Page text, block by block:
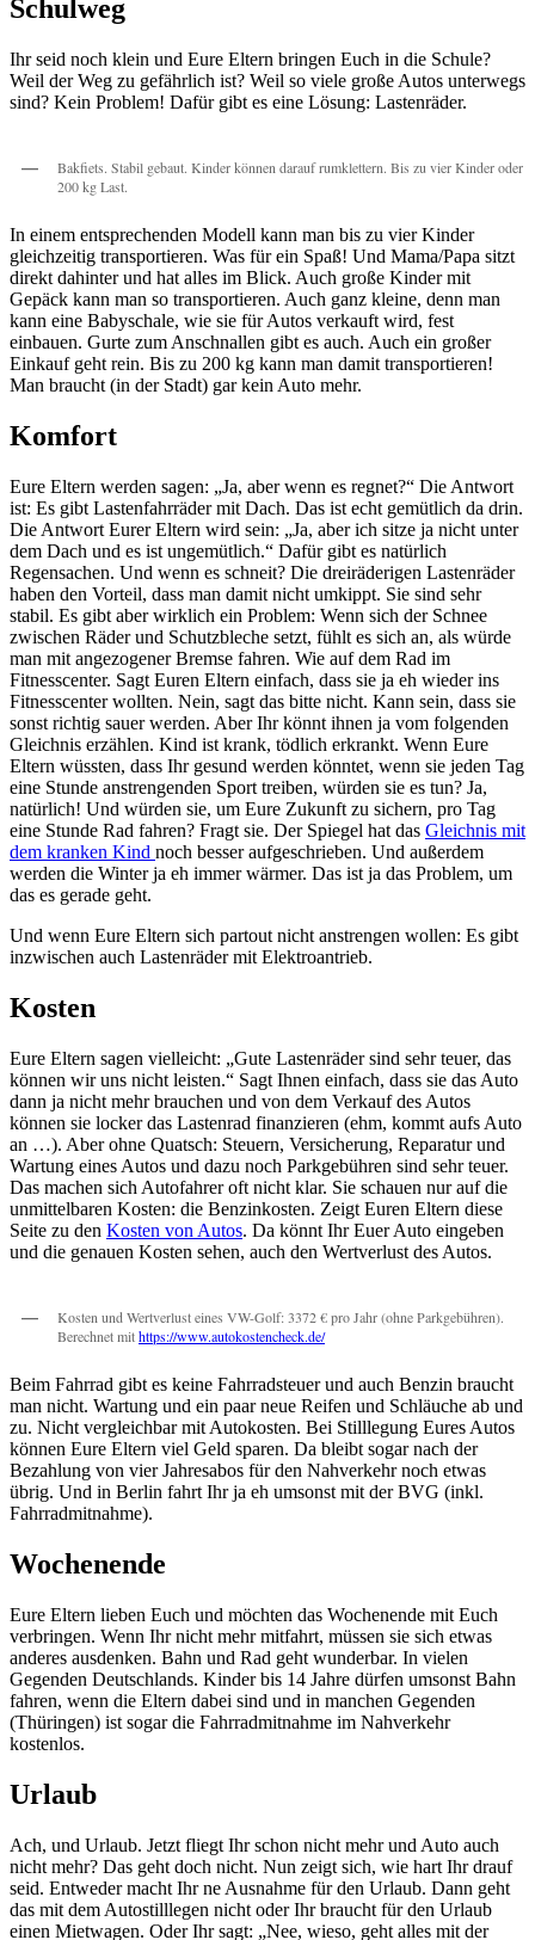
Schulweg
Ihr seid noch klein und Eure Eltern bringen Euch in die Schule?
Weil der Weg zu gefährlich ist? Weil so viele große Autos unterwegs
sind? Kein Problem! Dafür gibt es eine Lösung: Lastenräder.
Bakfiets. Stabil gebaut. Kinder können darauf rumklettern. Bis zu vier Kinder oder
200 kg Last.
In einem entsprechenden Modell kann man bis zu vier Kinder
gleichzeitig transportieren. Was für ein Spaß! Und Mama/Papa sitzt
direkt dahinter und hat alles im Blick. Auch große Kinder mit
Gepäck kann man so transportieren. Auch ganz kleine, denn man
kann eine Babyschale, wie sie für Autos verkauft wird, fest
einbauen. Gurte zum Anschnallen gibt es auch. Auch ein großer
Einkauf geht rein. Bis zu 200 kg kann man damit transportieren!
Man braucht (in der Stadt) gar kein Auto mehr.
Komfort
Eure Eltern werden sagen: „Ja, aber wenn es regnet?“ Die Antwort
ist: Es gibt Lastenfahrräder mit Dach. Das ist echt gemütlich da drin.
Die Antwort Eurer Eltern wird sein: „Ja, aber ich sitze ja nicht unter
dem Dach und es ist ungemütlich.“ Dafür gibt es natürlich
Regensachen. Und wenn es schneit? Die dreiräderigen Lastenräder
haben den Vorteil, dass man damit nicht umkippt. Sie sind sehr
stabil. Es gibt aber wirklich ein Problem: Wenn sich der Schnee
zwischen Räder und Schutzbleche setzt, fühlt es sich an, als würde
man mit angezogener Bremse fahren. Wie auf dem Rad im
Fitnesscenter. Sagt Euren Eltern einfach, dass sie ja eh wieder ins
Fitnesscenter wollten. Nein, sagt das bitte nicht. Kann sein, dass sie
sonst richtig sauer werden. Aber Ihr könnt ihnen ja vom folgenden
Gleichnis erzählen. Kind ist krank, tödlich erkrankt. Wenn Eure
Eltern wüssten, dass Ihr gesund werden könntet, wenn sie jeden Tag
eine Stunde anstrengenden Sport treiben, würden sie es tun? Ja,
natürlich! Und würden sie, um Eure Zukunft zu sichern, pro Tag
eine Stunde Rad fahren? Fragt sie. Der Spiegel hat das Gleichnis mit
dem kranken Kind noch besser aufgeschrieben. Und außerdem
werden die Winter ja eh immer wärmer. Das ist ja das Problem, um
das es gerade geht.
Und wenn Eure Eltern sich partout nicht anstrengen wollen: Es gibt
inzwischen auch Lastenräder mit Elektroantrieb.
Kosten
Eure Eltern sagen vielleicht: „Gute Lastenräder sind sehr teuer, das
können wir uns nicht leisten.“ Sagt Ihnen einfach, dass sie das Auto
dann ja nicht mehr brauchen und von dem Verkauf des Autos
können sie locker das Lastenrad finanzieren (ehm, kommt aufs Auto
an …). Aber ohne Quatsch: Steuern, Versicherung, Reparatur und
Wartung eines Autos und dazu noch Parkgebühren sind sehr teuer.
Das machen sich Autofahrer oft nicht klar. Sie schauen nur auf die
unmittelbaren Kosten: die Benzinkosten. Zeigt Euren Eltern diese
Seite zu den Kosten von Autos. Da könnt Ihr Euer Auto eingeben
und die genauen Kosten sehen, auch den Wertverlust des Autos.
Kosten und Wertverlust eines VW-Golf: 3372 € pro Jahr (ohne Parkgebühren).
Berechnet mithttps://www.autokostencheck.de/
Beim Fahrrad gibt es keine Fahrradsteuer und auch Benzin braucht
man nicht. Wartung und ein paar neue Reifen und Schläuche ab und
zu. Nicht vergleichbar mit Autokosten. Bei Stilllegung Eures Autos
können Eure Eltern viel Geld sparen. Da bleibt sogar nach der
Bezahlung von vier Jahresabos für den Nahverkehr noch etwas
übrig. Und in Berlin fahrt Ihr ja eh umsonst mit der BVG (inkl.
Fahrradmitnahme).
Wochenende
Eure Eltern lieben Euch und möchten das Wochenende mit Euch
verbringen. Wenn Ihr nicht mehr mitfahrt, müssen sie sich etwas
anderes ausdenken. Bahn und Rad geht wunderbar. In vielen
Gegenden Deutschlands. Kinder bis 14 Jahre dürfen umsonst Bahn
fahren, wenn die Eltern dabei sind und in manchen Gegenden
(Thüringen) ist sogar die Fahrradmitnahme im Nahverkehr
kostenlos.
Urlaub
Ach, und Urlaub. Jetzt fliegt Ihr schon nicht mehr und Auto auch
nicht mehr? Das geht doch nicht. Nun zeigt sich, wie hart Ihr drauf
seid. Entweder macht Ihr ne Ausnahme für den Urlaub. Dann geht
das mit dem Autostilllegen nicht oder Ihr braucht für den Urlaub
einen Mietwagen. Oder Ihr sagt: „Nee, wieso, geht alles mit der